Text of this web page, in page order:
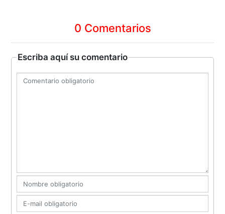
0 Comentarios
Escriba aquí su comentario